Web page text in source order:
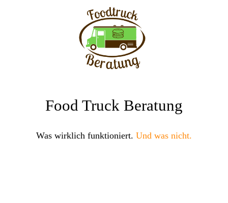
Food Truck Beratung
Was wirklich funktioniert. Und was nicht.